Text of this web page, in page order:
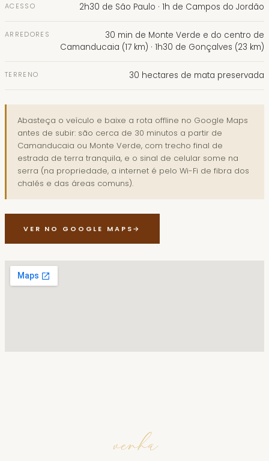
ACESSO 2h30 de São Paulo · 1h de Campos do Jordão
ARREDORES
30 min de Monte Verde e do centro de
Camanducaia (17 km) · 1h30 de Gonçalves (23 km)
TERRENO 30 hectares de mata preservada
Abasteça o veículo e baixe a rota offline no Google Maps
antes de subir: são cerca de 30 minutos a partir de
Camanducaia ou Monte Verde, com trecho final de
estrada de terra tranquila, e o sinal de celular some na
serra (na propriedade, a internet é pelo Wi-Fi de fibra dos
chalés e das áreas comuns).
VER NO GOOGLE MAPS→
venha